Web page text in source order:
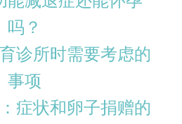
吗？
诊所时需要考虑的
事项
症状和卵子捐赠的